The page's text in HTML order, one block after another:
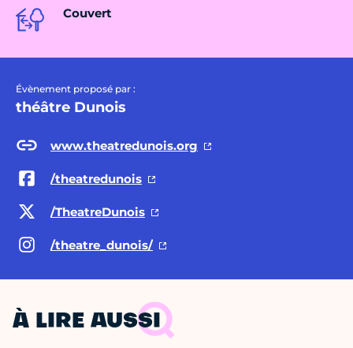
Couvert
Évènement proposé par :
théâtre Dunois
www.theatredunois.org
/theatredunois
/TheatreDunois
/theatre_dunois/
À LIRE AUSSI